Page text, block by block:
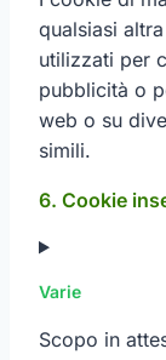
qualsiasi
utilizzati per
pubblicità o
web o su
simili.
6. Cookie
Varie
Scopo in